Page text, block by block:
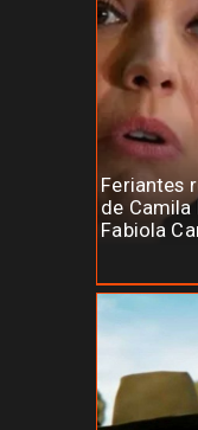
Feriantes
de Camila
Fabiola